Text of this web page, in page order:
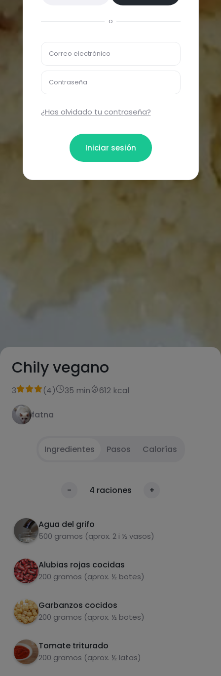
Chily vegano
3 (4) 35 min 612 kcal
fatna
Ingredientes Pasos Calorías
- 4 raciones +
Agua del grifo
500 gramos (aprox. 2 i ½ vasos)
Alubias rojas cocidas
200 gramos (aprox. ½ botes)
Garbanzos cocidos
200 gramos (aprox. ½ botes)
Tomate triturado
200 gramos (aprox. ½ latas)
Poner todos los ingredientes junto a la
cebolla cortada en juliana en una olla
2 Hervir durante 20-30 minutos a fuego medio
3 Servir con arroz o cous cous
4 Aconsejo anradir algun topping como
aguacate, hummus, queso tierno o verduras
Carbohidratos Proteínas
o
Correo electrónico
Contraseña
¿Has olvidado tu contraseña?
Iniciar sesión